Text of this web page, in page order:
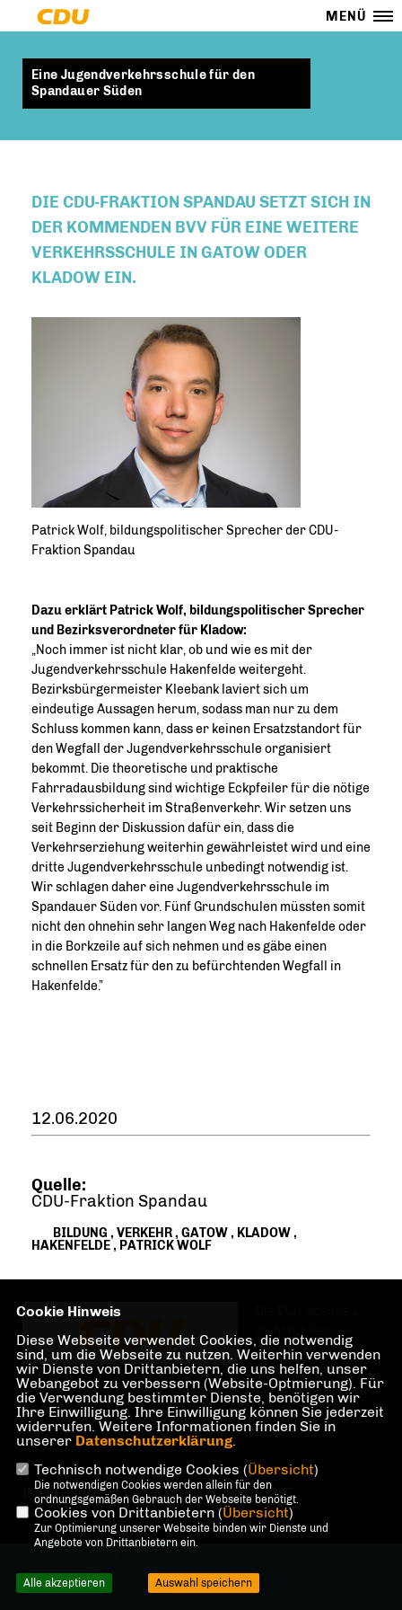
MENÜ
Eine Jugendverkehrsschule für den
Spandauer Süden
DIE CDU-FRAKTION SPANDAU SETZT SICH IN
DER KOMMENDEN BVV FÜR EINE WEITERE
VERKEHRSSCHULE IN GATOW ODER
KLADOW EIN.
Patrick Wolf, bildungspolitischer Sprecher der CDU-
Fraktion Spandau
Dazu erklärt Patrick Wolf, bildungspolitischer Sprecher
und Bezirksverordneter für Kladow:
Noch immer ist nicht klar, ob und wie es mit der
Jugendverkehrsschule Hakenfelde weitergeht.
Bezirksbürgermeister Kleebank laviert sich um
eindeutige Aussagen herum, sodass man nur zu dem
Schluss kommen kann, dass er keinen Ersatzstandort für
den Wegfall der Jugendverkehrsschule organisiert
bekommt. Die theoretische und praktische
Fahrradausbildung sind wichtige Eckpfeiler für die nötige
Verkehrssicherheit im Straßenverkehr. Wir setzen uns
seit Beginn der Diskussion dafür ein, dass die
Verkehrserziehung weiterhin gewährleistet wird und eine
dritte Jugendverkehrsschule unbedingt notwendig ist.
Wir schlagen daher eine Jugendverkehrsschule im
Spandauer Süden vor. Fünf Grundschulen müssten somit
nicht den ohnehin sehr langen Weg nach Hakenfelde oder
in die Borkzeile auf sich nehmen und es gäbe einen
schnellen Ersatz für den zu befürchtenden Wegfall in
Hakenfelde.”
12.06.2020
Quelle:
CDU-Fraktion Spandau
BILDUNG , VERKEHR, GATOW, KLADOW,
HAKENFELDE, PATRICK WOLF
Investitionen und
Teilhabe im und am
Berliner Bezirk
Spandau.
IMPRESSUM DATENSCHUTZ KONTAKT
Alle Rechte vorbehalten.
Cookie Hinweis
Diese Webseite verwendet Cookies, die notwendig
sind, um die Webseite zu nutzen. Weiterhin verwenden
wir Dienste von Drittanbietern, die uns helfen, unser
Webangebot zu verbessern (Website-Optmierung). Für
die Verwendung bestimmter Dienste, benötigen wir
Ihre Einwilligung. Ihre Einwilligung können Sie jederzeit
widerrufen. Weitere Informationen finden Sie in
unserer Datenschutzerklärung.
Technisch notwendige Cookies (Übersicht)
Die notwendigen Cookies werden allein für den
ordnungsgemäßen Gebrauch der Webseite benötigt.
Cookies von Drittanbietern (Übersicht)
Zur Optimierung unserer Webseite binden wir Dienste und
Angebote von Drittanbietern ein.
Alle akzeptieren Auswahl speichern